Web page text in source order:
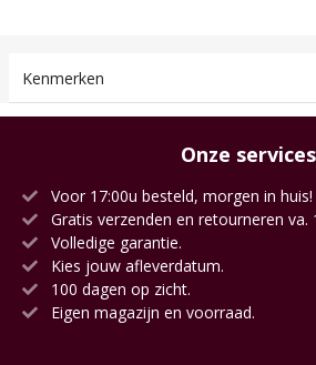
Kenmerken
Onze services
Voor 17:00u besteld, morgen in huis!
Gratis verzenden en retourneren va.
Volledige garantie.
Kies jouw afleverdatum.
100 dagen op zicht.
Eigen magazijn en voorraad.